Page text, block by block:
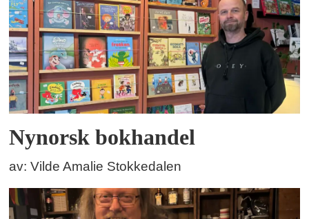
Nynorsk bokhandel
av: Vilde Amalie Stokkedalen